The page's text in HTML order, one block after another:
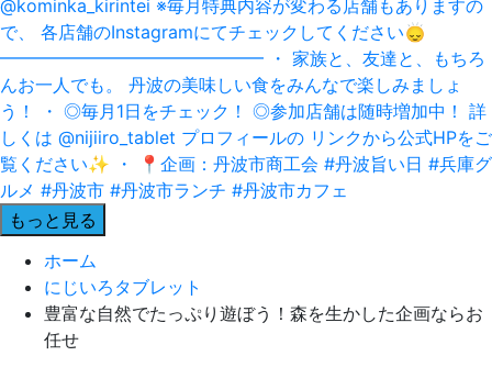
もっと見る
ホーム
にじいろタブレット
豊富な自然でたっぷり遊ぼう！森を生かした企画ならお
任せ